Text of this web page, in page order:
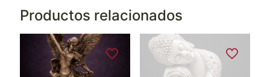
Productos relacionados